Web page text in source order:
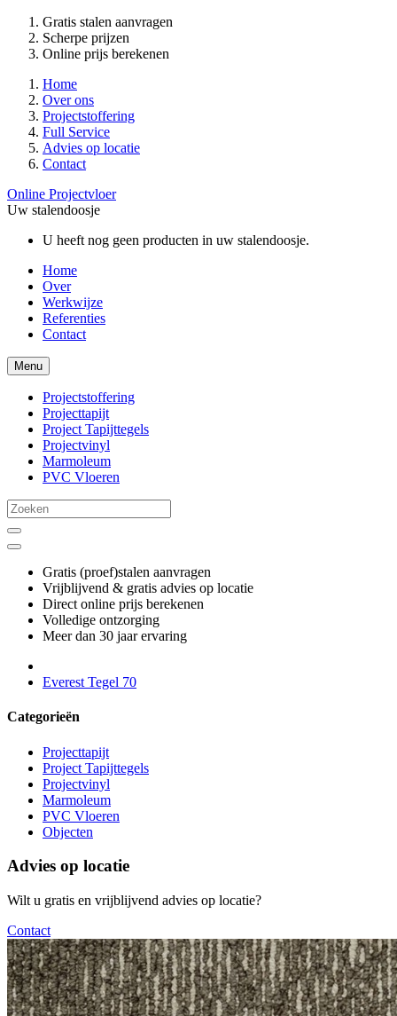
Gratis stalen aanvragen
Scherpe prijzen
Online prijs berekenen
Home
Over ons
Projectstoffering
Full Service
Advies op locatie
Contact
Online Projectvloer
Uw stalendoosje
U heeft nog geen producten in uw stalendoosje.
Home
Over
Werkwijze
Referenties
Contact
Menu
Projectstoffering
Projecttapijt
Project Tapijttegels
Projectvinyl
Marmoleum
PVC Vloeren
Gratis (proef)stalen aanvragen
Vrijblijvend & gratis advies op locatie
Direct online prijs berekenen
Volledige ontzorging
Meer dan 30 jaar ervaring
Everest Tegel 70
Categorieën
Projecttapijt
Project Tapijttegels
Projectvinyl
Marmoleum
PVC Vloeren
Objecten
Advies op locatie
Wilt u gratis en vrijblijvend advies op locatie?
Contact